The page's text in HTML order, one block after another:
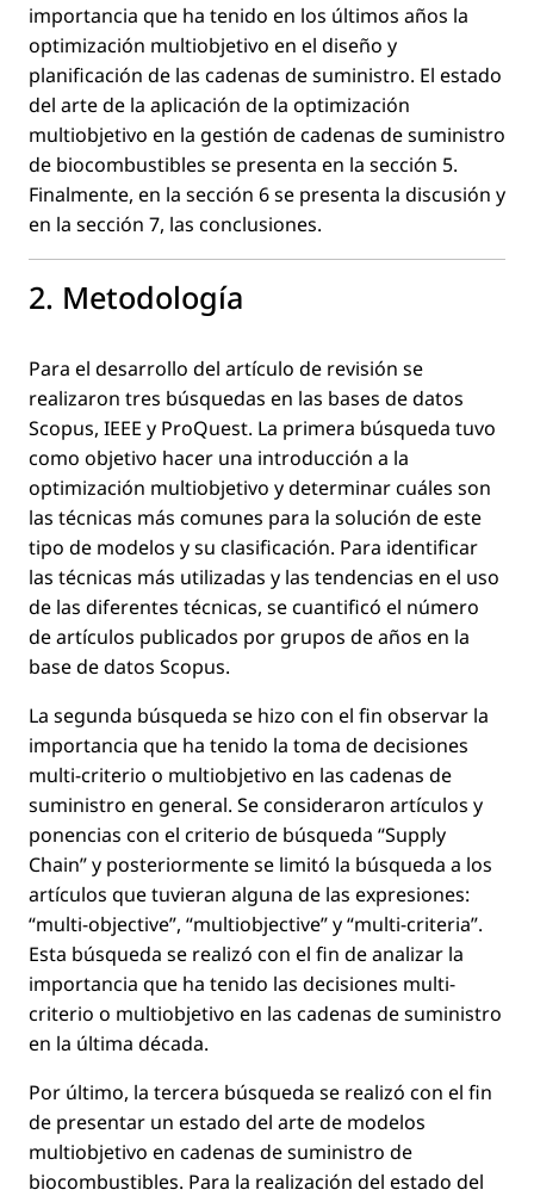
importancia que ha tenido en los últimos años la
optimización multiobjetivo en el diseño y
planiﬁcación de las cadenas de suministro. El estado
del arte de la aplicación de la optimización
multiobjetivo en la gestión de cadenas de suministro
de biocombustibles se presenta en la sección 5.
Finalmente, en la sección 6 se presenta la discusión y
en la sección 7, las conclusiones.
2. Metodología
Para el desarrollo del artículo de revisión se
realizaron tres búsquedas en las bases de datos
Scopus, IEEE y ProQuest. La primera búsqueda tuvo
como objetivo hacer una introducción a la
optimización multiobjetivo y determinar cuáles son
las técnicas más comunes para la solución de este
tipo de modelos y su clasiﬁcación. Para identiﬁcar
las técnicas más utilizadas y las tendencias en el uso
de las diferentes técnicas, se cuantiﬁcó el número
de artículos publicados por grupos de años en la
base de datos Scopus.
La segunda búsqueda se hizo con el ﬁn observar la
importancia que ha tenido la toma de decisiones
multi-criterio o multiobjetivo en las cadenas de
suministro en general. Se consideraron artículos y
ponencias con el criterio de búsqueda “Supply
Chain”y posteriormente se limitó la búsqueda a los
artículos que tuvieran alguna de las expresiones:
“multi-objective”, “multiobjective”y“multi-criteria”.
Esta búsqueda se realizó con el ﬁn de analizar la
importancia que ha tenido las decisiones multi-
criterio o multiobjetivo en las cadenas de suministro
en la última década.
Por último, la tercera búsqueda se realizó con el ﬁn
de presentar un estado del arte de modelos
multiobjetivo en cadenas de suministro de
biocombustibles. Para la realización del estado del